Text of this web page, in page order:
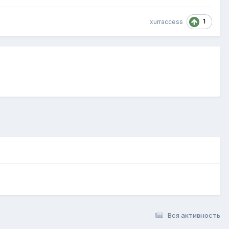
xurraccess 1
Вся активность